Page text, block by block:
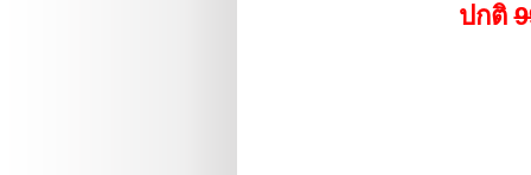
ปกติ